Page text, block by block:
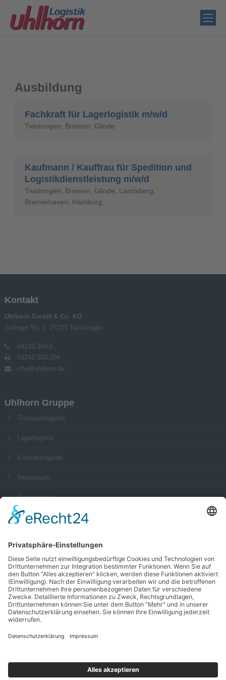
Ausbildung
Fachkraft für Lagerlogistik m/w/d
Twistringen, Bremen, Glinde
Kaufmann / Kauffrau für Spedition und
Logistikdienstleistung m/w/d
Twistringen, Bremen, Glinde, Landsberg,
Bremerhaven, Hamburg,
Kontakt
Uhlhorn GmbH & Co. KG
Sulinger Str. 1, 27239 Twistringen
04243 304-1
04243 304-204
info@uhlhorn.de
Uhlhorn Gruppe
Transportlogistik
Lagerlogistik
Kontraktlogistik
Impressum
Datenschutz
AGB
Social Media
Zertifikate